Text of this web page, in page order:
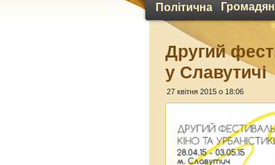
Політична
Другий
у Славутичі
27 квітня 2015 о 18:06